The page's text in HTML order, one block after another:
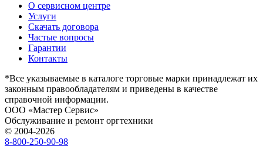
О сервисном центре
Услуги
Скачать договора
Частые вопросы
Гарантии
Контакты
*Все указываемые в каталоге торговые марки принадлежат их
законным правообладателям и приведены в качестве
справочной информации.
ООО «Мастер Сервис»
Обслуживание и ремонт оргтехники
© 2004-2026
8-800-250-90-98